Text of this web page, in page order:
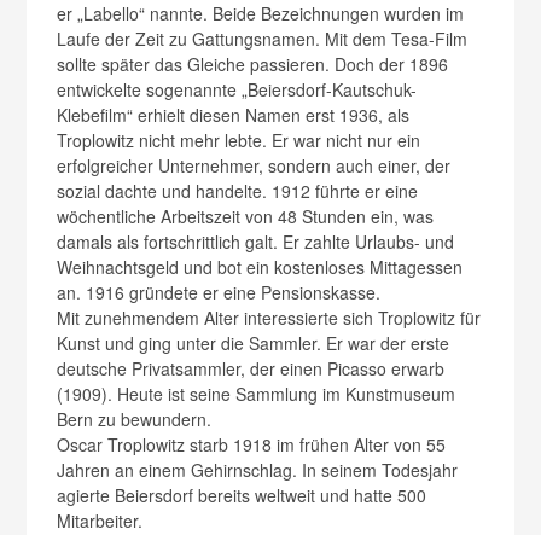
er „Labello“ nannte. Beide Bezeichnungen wurden im
Laufe der Zeit zu Gattungsnamen. Mit dem Tesa-Film
sollte später das Gleiche passieren. Doch der 1896
entwickelte sogenannte „Beiersdorf-Kautschuk-
Klebefilm“ erhielt diesen Namen erst 1936, als
Troplowitz nicht mehr lebte. Er war nicht nur ein
erfolgreicher Unternehmer, sondern auch einer, der
sozial dachte und handelte. 1912 führte er eine
wöchentliche Arbeitszeit von 48 Stunden ein, was
damals als fortschrittlich galt. Er zahlte Urlaubs- und
Weihnachtsgeld und bot ein kostenloses Mittagessen
an. 1916 gründete er eine Pensionskasse.
Mit zunehmendem Alter interessierte sich Troplowitz für
Kunst und ging unter die Sammler. Er war der erste
deutsche Privatsammler, der einen Picasso erwarb
(1909). Heute ist seine Sammlung im Kunstmuseum
Bern zu bewundern.
Oscar Troplowitz starb 1918 im frühen Alter von 55
Jahren an einem Gehirnschlag. In seinem Todesjahr
agierte Beiersdorf bereits weltweit und hatte 500
Mitarbeiter.